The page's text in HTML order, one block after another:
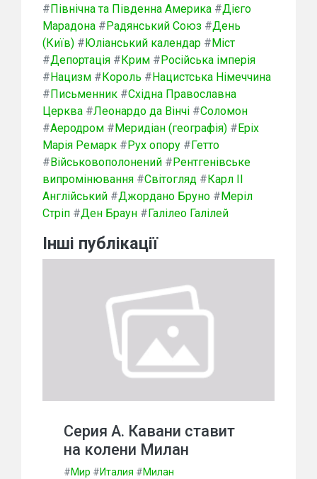
#Північна та Південна Америка #Дієго
Марадона #Радянський Союз #День
(Київ) #Юліанський календар #Міст
#Депортація #Крим #Російська імперія
#Нацизм #Король #Нацистська Німеччина
#Письменник #Східна Православна
Церква #Леонардо да Вінчі #Соломон
#Аеродром #Меридіан (географія) #Еріх
Марія Ремарк #Рух опору #Гетто
#Військовополонений #Рентгенівське
випромінювання #Світогляд #Карл II
Англійський #Джордано Бруно #Меріл
Стріп #Ден Браун #Галілео Галілей
Інші публікації
Серия А. Кавани ставит
на колени Милан
#Мир #Италия #Милан